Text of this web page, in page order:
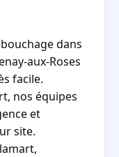
dans
aux-Roses
facile.
nos équipes
et
site.